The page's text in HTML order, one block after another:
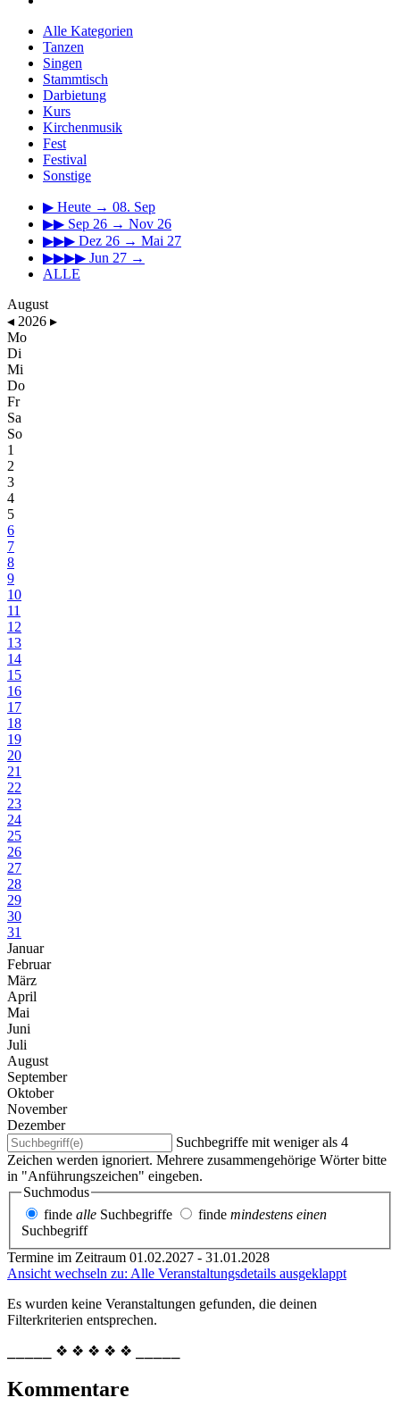
Alle Kategorien
Tanzen
Singen
Stammtisch
Darbietung
Kurs
Kirchenmusik
Fest
Festival
Sonstige
▶ Heute → 08. Sep
▶▶ Sep 26 → Nov 26
▶▶▶ Dez 26 → Mai 27
▶▶▶▶ Jun 27 →
ALLE
August
◂ 2026 ▸
Mo
Di
Mi
Do
Fr
Sa
So
1
2
3
4
5
6
7
8
9
10
11
12
13
14
15
16
17
18
19
20
21
22
23
24
25
26
27
28
29
30
31
Januar
Februar
März
April
Mai
Juni
Juli
August
September
Oktober
November
Dezember
Suchbegriffe mit weniger als 4
Zeichen werden ignoriert. Mehrere zusammengehörige Wörter bitte
in "Anführungszeichen" eingeben.
Suchmodus
finde alle Suchbegriffe finde mindestens einen
Suchbegriff
Termine im Zeitraum 01.02.2027 - 31.01.2028
Ansicht wechseln zu: Alle Veranstaltungsdetails ausgeklappt
Es wurden keine Veranstaltungen gefunden, die deinen
Filterkriterien entsprechen.
⎯⎯⎯⎯⎯ ❖ ❖ ❖ ❖ ❖ ⎯⎯⎯⎯⎯
Kommentare